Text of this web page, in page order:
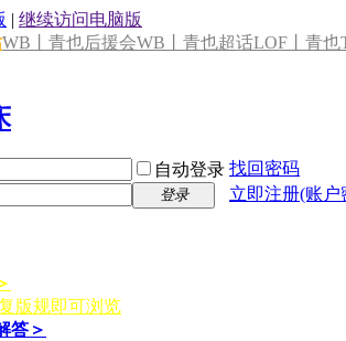
| 继续访问电脑版
WB丨青也后援会WB丨青也超话LOF丨青也
自动登录 找回密码
登录 立即注册(账
版规即可浏览
答＞